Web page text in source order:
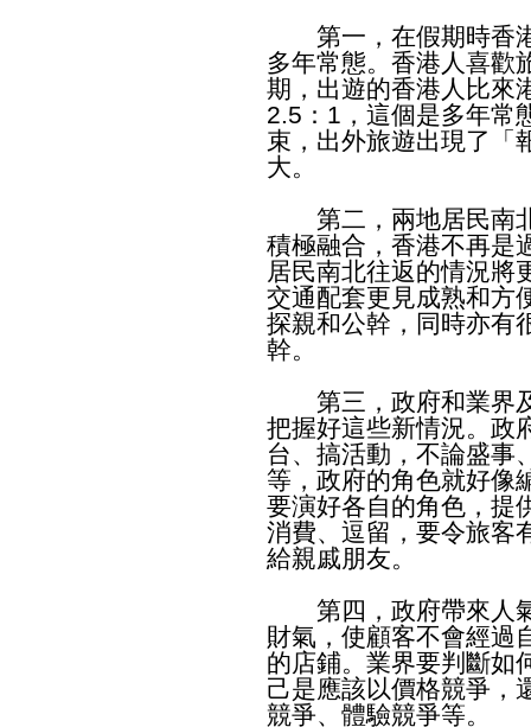
第一，在假期時香港
多年常態。香港人喜歡
期，出遊的香港人比
2.5：1，這個是多年常
束，出外旅遊出現了「
大。
第二，兩地居民南北
積極融合，香港不再是
居民南北往返的情況將
交通配套更見成熟和方
探親和公幹，同時亦有
幹。
第三，政府和業界及
把握好這些新情況。政
台、搞活動，不論盛事
等，政府的角色就好像
要演好各自的角色，提
消費、逗留，要令旅客
給親戚朋友。
第四，政府帶來人氣
財氣，使顧客不會經過
的店鋪。業界要判斷如
己是應該以價格競爭，
競爭、體驗競爭等。